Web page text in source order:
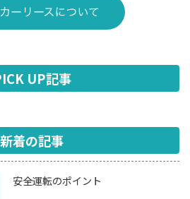
UP記事
新着の記事
安全運転のポイント